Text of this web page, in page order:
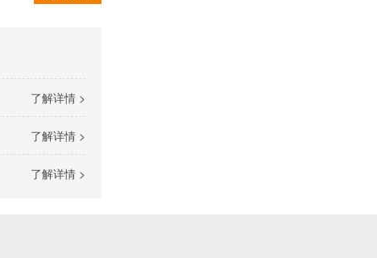
了解详情 >
了解详情 >
了解详情 >